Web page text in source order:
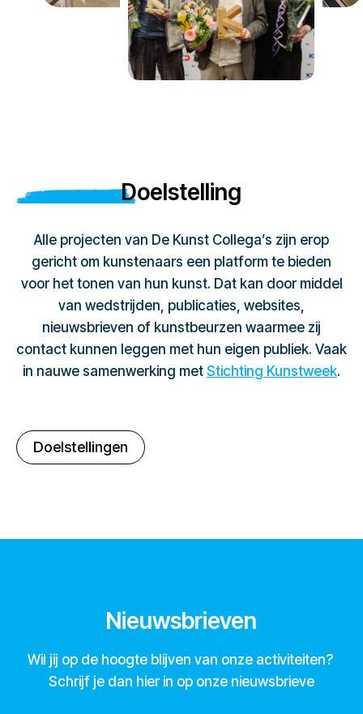
Doelstelling
Alle projecten van De Kunst Collega’s zijn erop
gericht om kunstenaars een platform te bieden
voor het tonen van hun kunst. Dat kan door middel
van wedstrijden, publicaties, websites,
nieuwsbrieven of kunstbeurzen waarmee zij
contact kunnen leggen met hun eigen publiek. Vaak
in nauwe samenwerking met Stichting Kunstweek.
Doelstellingen
Nieuwsbrieven
Wil jij op de hoogte blijven van onze activiteiten?
Schrijf je dan hier in op onze nieuwsbrieve